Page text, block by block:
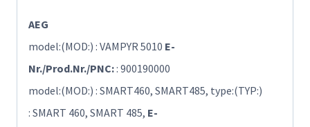
AEG
model:(MOD:) : VAMPYR 5010 E-
Nr./Prod.Nr./PNC:: 900190000
model:(MOD:) : SMART460, SMART485, type:(TYP:)
: SMART 460, SMART 485, E-